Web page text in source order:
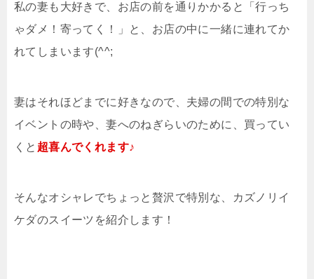
私の妻も大好きで、お店の前を通りかかると「行っち
ゃダメ！寄ってく！」と、お店の中に一緒に連れてか
れてしまいます(^^;
妻はそれほどまでに好きなので、夫婦の間での特別な
イベントの時や、妻へのねぎらいのために、買ってい
くと 超喜んでくれます♪
そんなオシャレでちょっと贅沢で特別な、カズノリイ
ケダのスイーツを紹介します！